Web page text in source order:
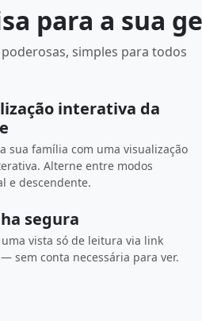
para a sua
simples para todos
interativa da
sua família com uma visualização
Alterne entre modos
e descendente.
segura
vista só de leitura via link
sem conta necessária para ver.